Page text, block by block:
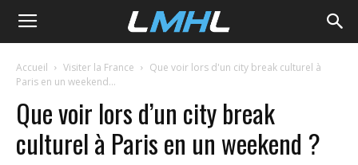
LMHL
Accueil Visiter la France
Que voir lors d'un city break culturel à
Paris en un weekend...
Que voir lors d’un city break
culturel à Paris en un weekend ?